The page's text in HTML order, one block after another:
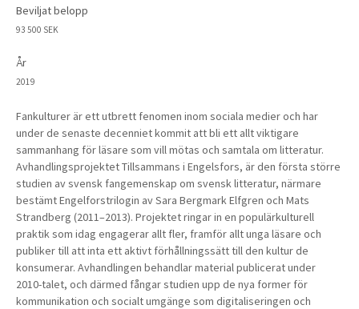
Beviljat belopp
93 500 SEK
År
2019
Fankulturer är ett utbrett fenomen inom sociala medier och har
under de senaste decenniet kommit att bli ett allt viktigare
sammanhang för läsare som vill mötas och samtala om litteratur.
Avhandlingsprojektet Tillsammans i Engelsfors, är den första större
studien av svensk fangemenskap om svensk litteratur, närmare
bestämt Engelforstrilogin av Sara Bergmark Elfgren och Mats
Strandberg (2011–2013). Projektet ringar in en populärkulturell
praktik som idag engagerar allt fler, framför allt unga läsare och
publiker till att inta ett aktivt förhållningssätt till den kultur de
konsumerar. Avhandlingen behandlar material publicerat under
2010-talet, och därmed fångar studien upp de nya former för
kommunikation och socialt umgänge som digitaliseringen och